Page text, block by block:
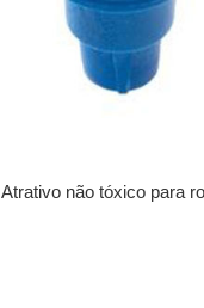
Atrativo não tóxico para